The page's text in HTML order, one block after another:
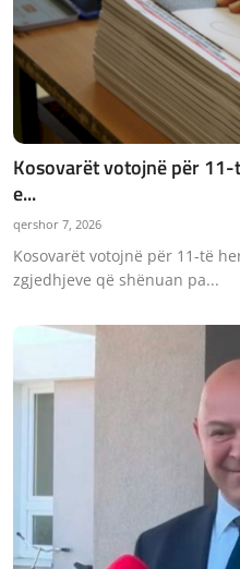
Kosovarët votojnë për
e...
qershor 7, 2026
Kosovarët votojnë për 11-të
zgjedhjeve që shënuan pa...